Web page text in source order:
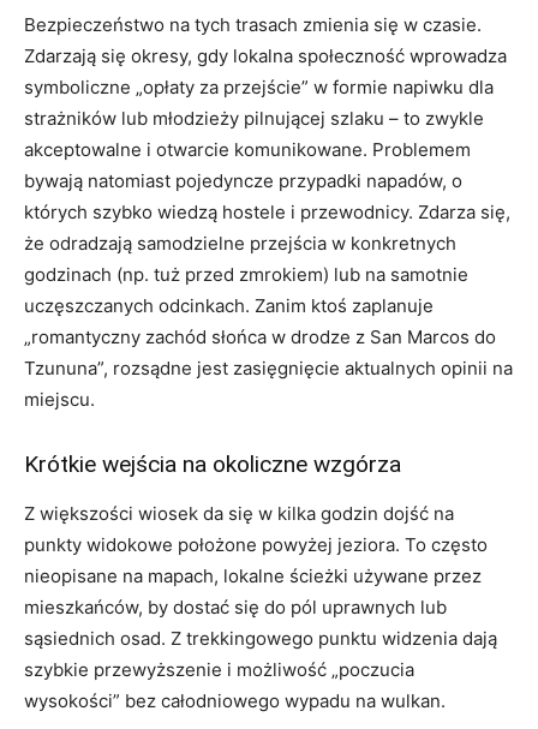
Bezpieczeństwo na tych trasach zmienia się w czasie.
Zdarzają się okresy, gdy lokalna społeczność wprowadza
symboliczne „opłaty za przejście” w formie napiwku dla
strażników lub młodzieży pilnującej szlaku – to zwykle
akceptowalne i otwarcie komunikowane. Problemem
bywają natomiast pojedyncze przypadki napadów, o
których szybko wiedzą hostele i przewodnicy. Zdarza się,
że odradzają samodzielne przejścia w konkretnych
godzinach (np. tuż przed zmrokiem) lub na samotnie
uczęszczanych odcinkach. Zanim ktoś zaplanuje
„romantyczny zachód słońca w drodze z San Marcos do
Tzununa”, rozsądne jest zasięgnięcie aktualnych opinii na
miejscu.
Krótkie wejścia na okoliczne wzgórza
Z większości wiosek da się w kilka godzin dojść na
punkty widokowe położone powyżej jeziora. To często
nieopisane na mapach, lokalne ścieżki używane przez
mieszkańców, by dostać się do pól uprawnych lub
sąsiednich osad. Z trekkingowego punktu widzenia dają
szybkie przewyższenie i możliwość „poczucia
wysokości” bez całodniowego wypadu na wulkan.